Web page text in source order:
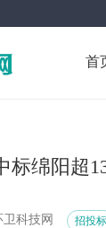
首
标绵阳超
科技网 招投标